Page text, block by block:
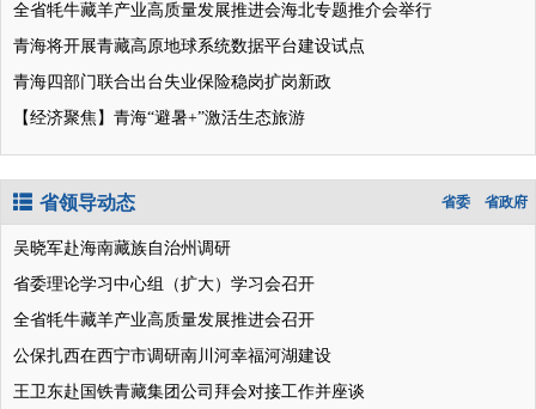
全省牦牛藏羊产业高质量发展推进会海北专题推介会举行
青海将开展青藏高原地球系统数据平台建设试点
青海四部门联合出台失业保险稳岗扩岗新政
【经济聚焦】青海“避暑+”激活生态旅游
省领导动态 省政府
省委
吴晓军赴海南藏族自治州调研
省委理论学习中心组（扩大）学习会召开
全省牦牛藏羊产业高质量发展推进会召开
公保扎西在西宁市调研南川河幸福河湖建设
王卫东赴国铁青藏集团公司拜会对接工作并座谈